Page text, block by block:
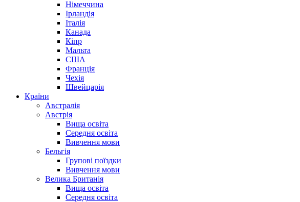
Німеччина
Ірландія
Італія
Канада
Кіпр
Мальта
США
Франція
Чехія
Швейцарія
Країни
Австралія
Австрія
Вища освіта
Середня освіта
Вивчення мови
Бельгія
Групові поїздки
Вивчення мови
Велика Британія
Вища освіта
Середня освіта